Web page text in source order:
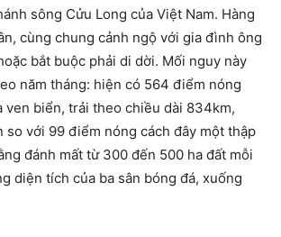
sông Cửu Long của Việt Nam. Hàng
cùng chung cảnh ngộ với gia đình ông
bắt buộc phải di dời. Mối nguy này
năm tháng: hiện có 564 điểm nóng
ven biển, trải theo chiều dài 834km,
so với 99 điểm nóng cách đây một thập
đánh mất từ 300 đến 500 ha đất mỗi
diện tích của ba sân bóng đá, xuống